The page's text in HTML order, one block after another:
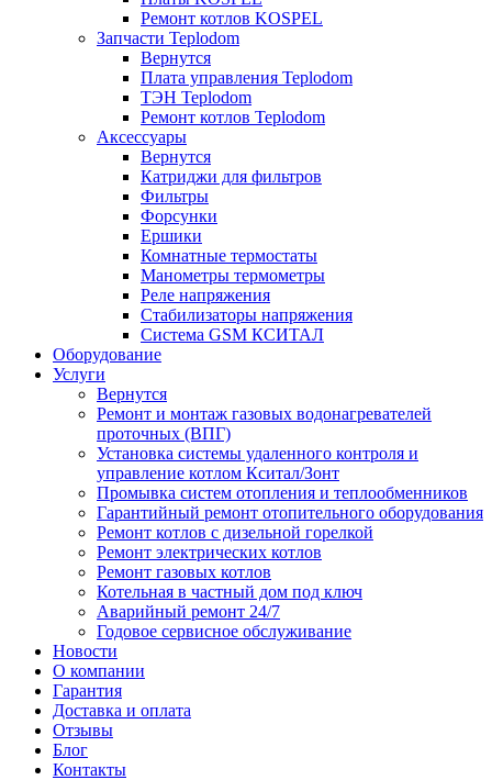
Ремонт котлов KOSPEL
Запчасти Teplodom
Вернутся
Плата управления Teplodom
ТЭН Teplodom
Ремонт котлов Teplodom
Аксессуары
Вернутся
Катриджи для фильтров
Фильтры
Форсунки
Ершики
Комнатные термостаты
Манометры термометры
Реле напряжения
Стабилизаторы напряжения
Система GSM КСИТАЛ
Оборудование
Услуги
Вернутся
Ремонт и монтаж газовых водонагревателей
проточных (ВПГ)
Установка системы удаленного контроля и
управление котлом Кситал/Зонт
Промывка систем отопления и теплообменников
Гарантийный ремонт отопительного оборудования
Ремонт котлов с дизельной горелкой
Ремонт электрических котлов
Ремонт газовых котлов
Котельная в частный дом под ключ
Аварийный ремонт 24/7
Годовое сервисное обслуживание
Новости
О компании
Гарантия
Доставка и оплата
Отзывы
Блог
Контакты